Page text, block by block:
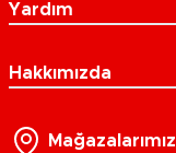
Yardım
Hakkımızda
Mağazalarımız